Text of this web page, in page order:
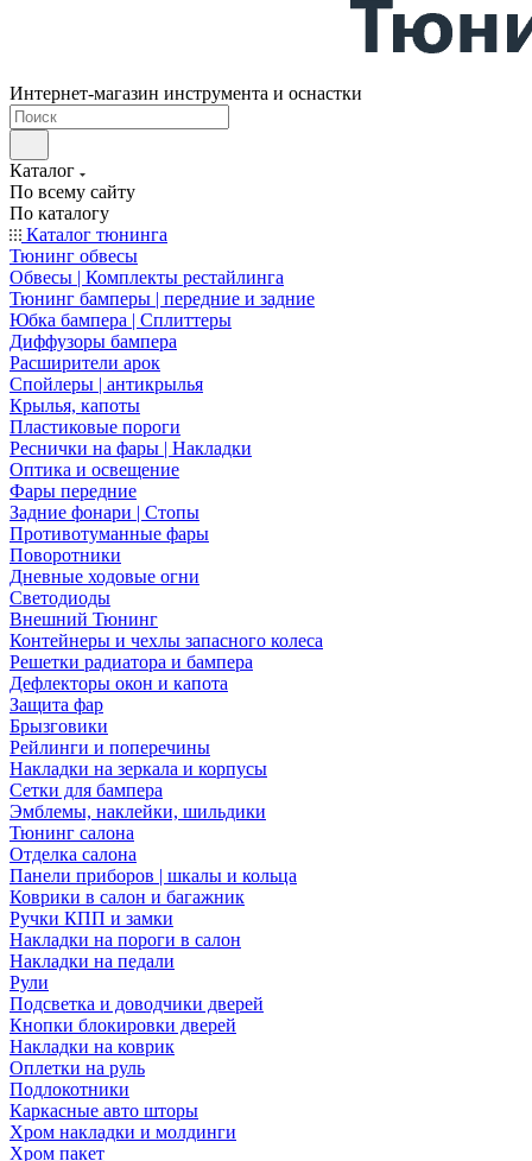
Интернет-магазин инструмента и оснастки
Каталог
По всему сайту
По каталогу
Каталог тюнинга
Тюнинг обвесы
Обвесы | Комплекты рестайлинга
Тюнинг бамперы | передние и задние
Юбка бампера | Сплиттеры
Диффузоры бампера
Расширители арок
Спойлеры | антикрылья
Крылья, капоты
Пластиковые пороги
Реснички на фары | Накладки
Оптика и освещение
Фары передние
Задние фонари | Стопы
Противотуманные фары
Поворотники
Дневные ходовые огни
Светодиоды
Внешний Тюнинг
Контейнеры и чехлы запасного колеса
Решетки радиатора и бампера
Дефлекторы окон и капота
Защита фар
Брызговики
Рейлинги и поперечины
Накладки на зеркала и корпусы
Сетки для бампера
Эмблемы, наклейки, шильдики
Тюнинг салона
Отделка салона
Панели приборов | шкалы и кольца
Коврики в салон и багажник
Ручки КПП и замки
Накладки на пороги в салон
Накладки на педали
Рули
Подсветка и доводчики дверей
Кнопки блокировки дверей
Накладки на коврик
Оплетки на руль
Подлокотники
Каркасные авто шторы
Хром накладки и молдинги
Хром пакет